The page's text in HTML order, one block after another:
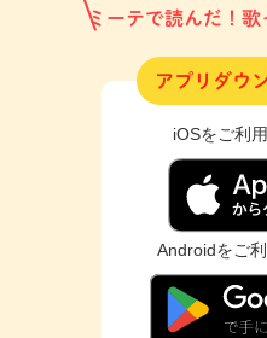
ミーテで読んだ！
アプリダウ
iOSをご利
Androidをご